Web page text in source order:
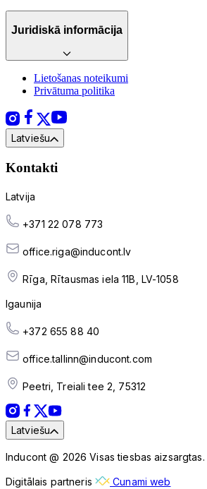
Juridiskā informācija
Lietošanas noteikumi
Privātuma politika
Latviešu
Kontakti
Latvija
+371 22 078 773
office.riga@inducont.lv
Rīga, Rītausmas iela 11B, LV-1058
Igaunija
+372 655 88 40
office.tallinn@inducont.com
Peetri, Treiali tee 2, 75312
Latviešu
Inducont @ 2026 Visas tiesbas aizsargtas.
Digitālais partneris Cunami web